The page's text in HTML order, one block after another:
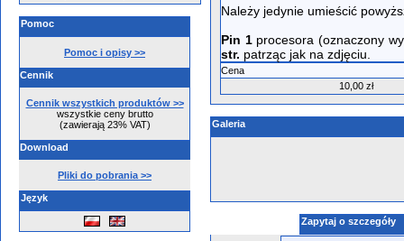
Pomoc
Pomoc i opisy >>
Cennik
Cennik wszystkich produktów >>
wszystkie ceny brutto
(zawierają 23% VAT)
Download
Pliki do pobrania >>
Język
Należy jedynie umieścić
Pin 1procesora (oznaczony
str. patrząc jak na zdjęciu.
Cena
10,00 zł
Galeria
Zapytaj o szczegóły